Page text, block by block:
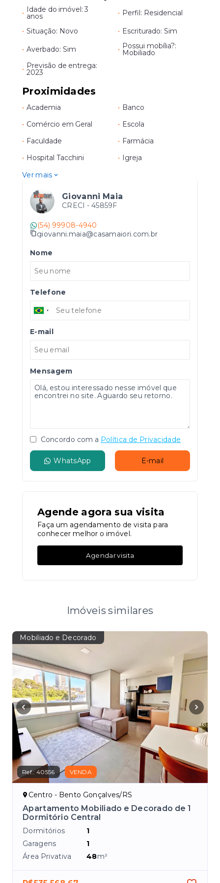
• Idade do imóvel: 3
anos • Perfil: Residencial
• Situação: Novo • Escriturado: Sim
• Averbado: Sim • Possui mobília?:
Mobiliado
• Previsão de entrega:
2023
Proximidades
• Academia • Banco
• Comércio em Geral • Escola
• Faculdade • Farmácia
• Hospital Tacchini • Igreja
Ver mais
Giovanni Maia
CRECI - 45859F
(54) 99908-4940
giovanni.maia@casamaiori.com.br
Nome
Telefone
E-mail
Mensagem
Concordo com a Política de Privacidade
WhatsApp E-mail
Agende agora sua visita
Faça um agendamento de visita para
conhecer melhor o imóvel.
Agendar visita
Imóveis similares
Mobiliado e Decorado
Ref.:40556 VENDA
Centro - Bento Gonçalves/RS
Apartamento Mobiliado e Decorado de 1
Dormitório Central
Dormitórios
1
Garagens
1
Área Privativa
48m²